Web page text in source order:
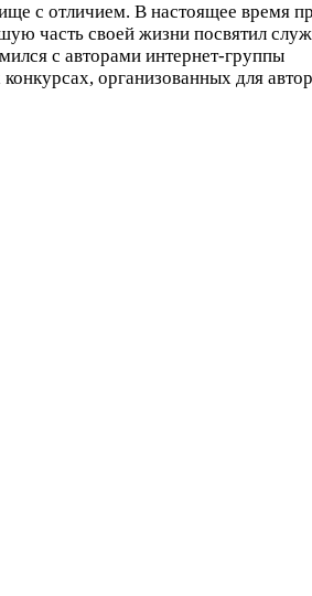
с отличием. В настоящее время
часть своей жизни посвятил
с авторами интернет-группы
организованных для